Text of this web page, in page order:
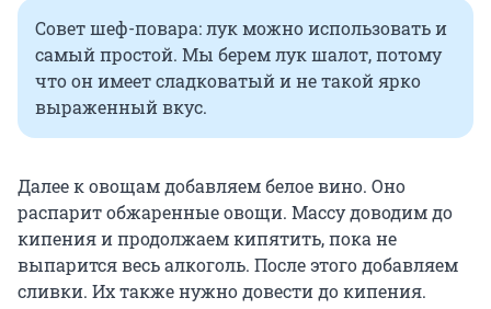
Совет шеф-повара: лук можно использовать и
самый простой. Мы берем лук шалот, потому
что он имеет сладковатый и не такой ярко
выраженный вкус.
Далее к овощам добавляем белое вино. Оно
распарит обжаренные овощи. Массу доводим до
кипения и продолжаем кипятить, пока не
выпарится весь алкоголь. После этого добавляем
сливки. Их также нужно довести до кипения.